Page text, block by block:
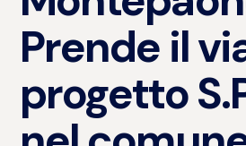
Prende il
progetto